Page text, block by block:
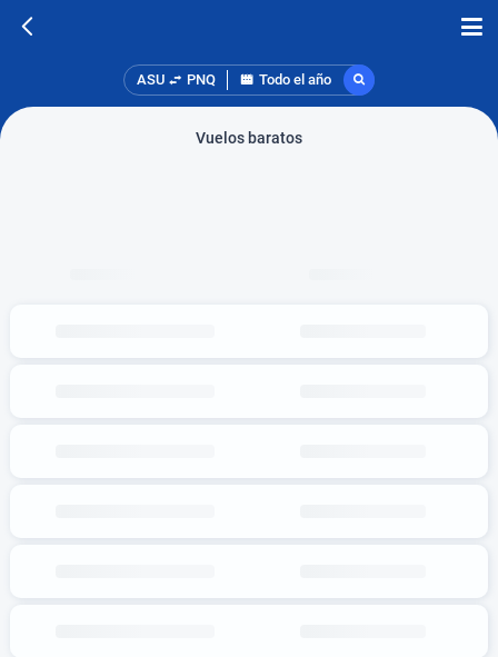
ASU PNQ Todo el año
Vuelos baratos